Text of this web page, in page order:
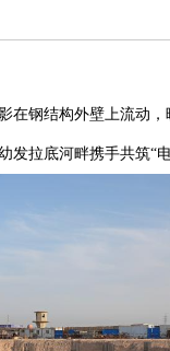
钢结构外壁上流动
拉底河畔携手共筑“电